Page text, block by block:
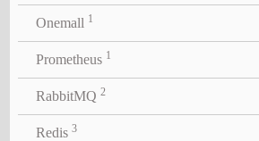
Onemall 1
Prometheus 1
RabbitMQ 2
Redis 3